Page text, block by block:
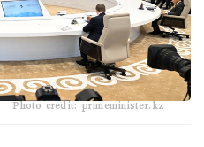
Photo credit: primeminister.kz